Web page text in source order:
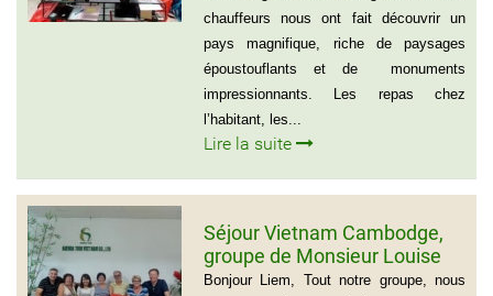
chauffeurs nous ont fait découvrir un
pays magnifique, riche de paysages
époustouflants et de monuments
impressionnants. Les repas chez
l’habitant, les...
Lire la suite
Séjour Vietnam Cambodge,
groupe de Monsieur Louise
De Seve, 3 semaines
Bonjour Liem, Tout notre groupe, nous